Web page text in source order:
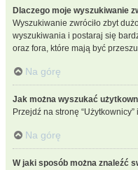
Dlaczego moje wyszukiwanie
Wyszukiwanie zwróciło zbyt
wyszukiwania i postaraj się
oraz fora, które mają być
Na górę
Jak można wyszukać
Przejdź na stronę
Na górę
W jaki sposób można znaleźć